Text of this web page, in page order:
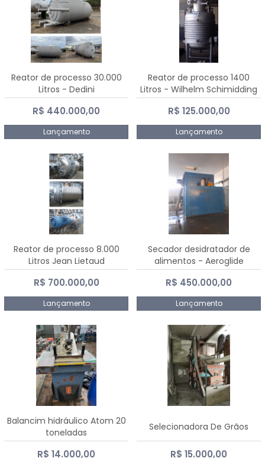
Reator de processo 30.000
Litros - Dedini
R$ 440.000,00
Lançamento
Reator de processo 1400
Litros - Wilhelm Schimidding
R$ 125.000,00
Lançamento
Reator de processo 8.000
Litros Jean Lietaud
R$ 700.000,00
Lançamento
Secador desidratador de
alimentos - Aeroglide
R$ 450.000,00
Lançamento
Balancim hidráulico Atom 20
toneladas
R$ 14.000,00
Selecionadora De Grãos
R$ 15.000,00